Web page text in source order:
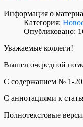
Информация о
Категория:
Опубликовано:
Уважаемые коллеги!
Вышел очередной
С содержанием № 1-
С аннотациями к
Полнотекстовые